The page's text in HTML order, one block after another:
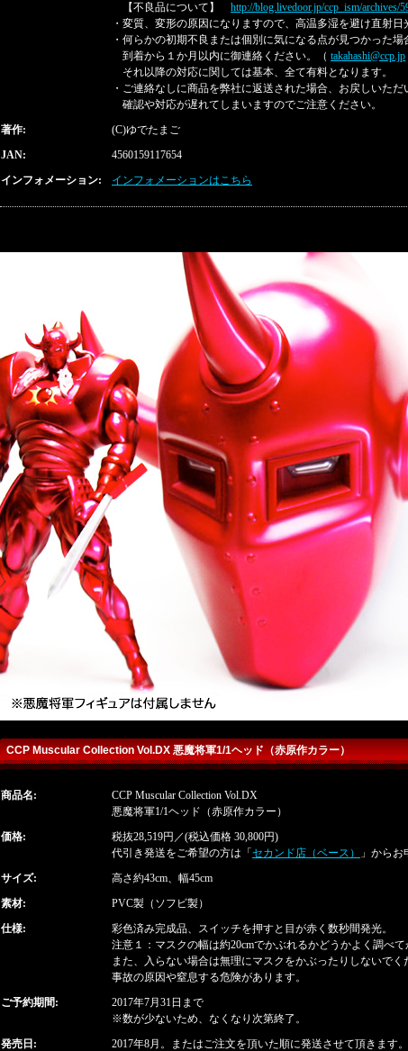
【不良品について】 http://blog.livedoor.jp/ccp_ism/archives/
・変質、変形の原因になりますので、高温多湿を避け直射
・何らかの初期不良または個別に気になる点が見つかった場
到着から１か月以内に御連絡ください。（ takahashi@ccp.jp
それ以降の対応に関しては基本、全て有料となります。
・ご連絡なしに商品を弊社に返送された場合、お戻しいただ
確認や対応が遅れてしまいますのでご注意ください。
著作:
(C)ゆでたまご
JAN:
4560159117654
インフォメーション:
インフォメーションはこちら
CCP Muscular Collection Vol.DX 悪魔将軍1/1ヘッド（赤原作カラー）
detailq
buy
商品名:
CCP Muscular Collection Vol.DX
悪魔将軍1/1ヘッド（赤原作カラー）
価格:
税抜28,519円／(税込価格 30,800円)
代引き発送をご希望の方は「 セカンド店（ベース）
」からお
サイズ:
高さ約43cm、幅45cm
素材:
PVC製（ソフビ製）
仕様:
彩色済み完成品、スイッチを押すと目が赤く数秒間発光。
注意１：マスクの幅は約20cmでかぶれるかどうかよく調べて
また、入らない場合は無理にマスクをかぶったりしないでく
事故の原因や窒息する危険があります。
ご予約期間:
2017年7月31日まで
※数が少ないため、なくなり次第終了。
発売日:
2017年8月。またはご注文を頂いた順に発送させて頂きます。